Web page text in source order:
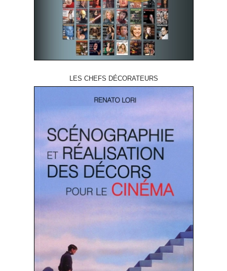
LES CHEFS DÉCORATEURS